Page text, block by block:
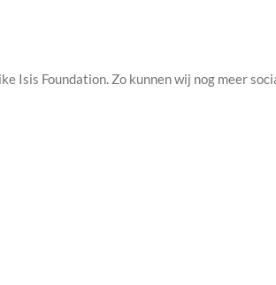
Isis Foundation. Zo kunnen wij nog meer